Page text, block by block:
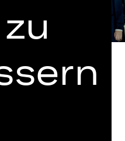
nach der
von Meilhac